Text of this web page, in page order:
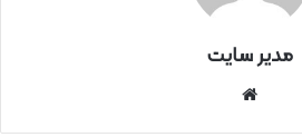
مدیر سایت